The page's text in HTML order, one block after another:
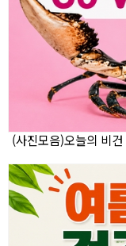
(사진모음)오늘의 비